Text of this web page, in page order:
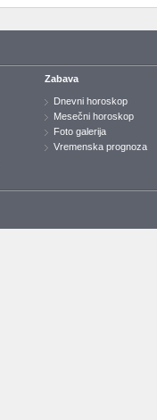
Zabava
Dnevni horoskop
Mesečni horoskop
Foto galerija
Vremenska prognoza